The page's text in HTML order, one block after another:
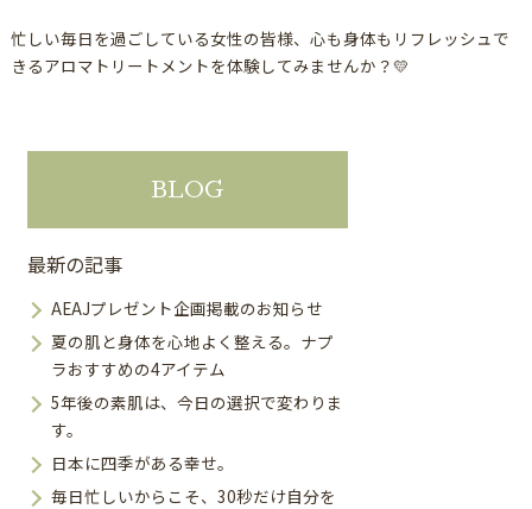
忙しい毎日を過ごしている女性の皆様、心も身体もリフレッシュで
きるアロマトリートメントを体験してみませんか？💛
BLOG
最新の記事
AEAJプレゼント企画掲載のお知らせ
夏の肌と身体を心地よく整える。ナプ
ラおすすめの4アイテム
5年後の素肌は、今日の選択で変わりま
す。
日本に四季がある幸せ。
毎日忙しいからこそ、30秒だけ自分を